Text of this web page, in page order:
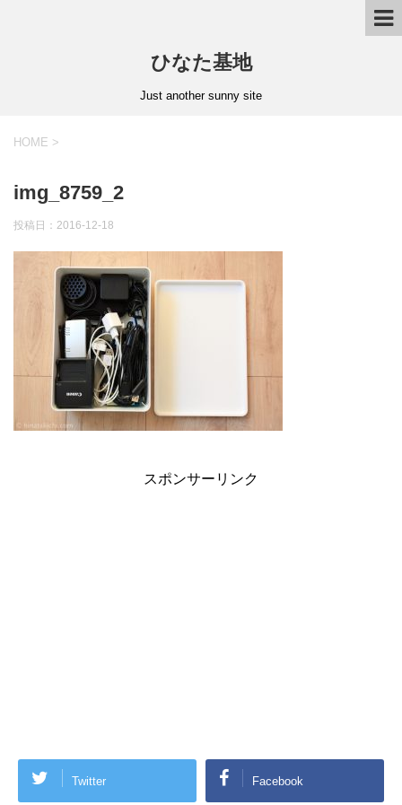
ひなた基地
Just another sunny site
HOME >
img_8759_2
投稿日：2016-12-18
スポンサーリンク
Twitter Facebook